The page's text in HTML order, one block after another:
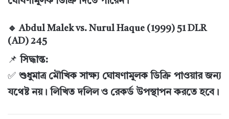
🔹 Abdul Malek vs. Nurul Haque (1999) 51 DLR
(AD) 245
📌 সিদ্ধান্ত:
✅ শুধুমাত্র মৌখিক সাক্ষ্য ঘোষণামূলক ডিক্রি পাওয়ার জন্য
যথেষ্ট নয়। লিখিত দলিল ও রেকর্ড উপস্থাপন করতে হবে।